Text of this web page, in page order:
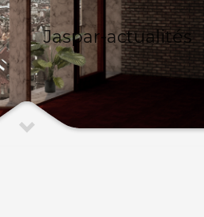
Jaspar-actualités